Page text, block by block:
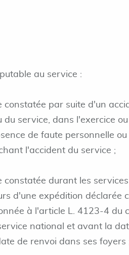
au service :
constatée par suite d'un
du service, dans l'exercice
de faute personnelle
l'accident du service ;
constatée durant les
d'une expédition déclarée
à l'article L. 4123-4 du
national et avant la
de renvoi dans ses foyers